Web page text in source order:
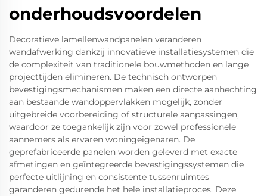
onderhoudsvoordelen
Decoratieve lamellenwandpanelen veranderen
wandafwerking dankzij innovatieve installatiesystemen die
de complexiteit van traditionele bouwmethoden en lange
projecttijden elimineren. De technisch ontworpen
bevestigingsmechanismen maken een directe aanhechting
aan bestaande wandoppervlakken mogelijk, zonder
uitgebreide voorbereiding of structurele aanpassingen,
waardoor ze toegankelijk zijn voor zowel professionele
aannemers als ervaren woningeigenaren. De
geprefabriceerde panelen worden geleverd met exacte
afmetingen en geïntegreerde bevestigingssystemen die
perfecte uitlijning en consistente tussenruimtes
garanderen gedurende het hele installatieproces. Deze